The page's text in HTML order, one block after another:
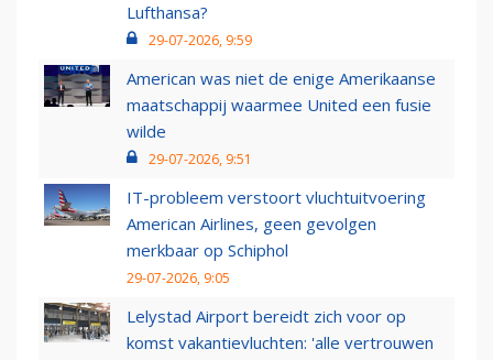
Lufthansa?
29-07-2026, 9:59
American was niet de enige Amerikaanse
maatschappij waarmee United een fusie
wilde
29-07-2026, 9:51
IT-probleem verstoort vluchtuitvoering
American Airlines, geen gevolgen
merkbaar op Schiphol
29-07-2026, 9:05
Lelystad Airport bereidt zich voor op
komst vakantievluchten: 'alle vertrouwen